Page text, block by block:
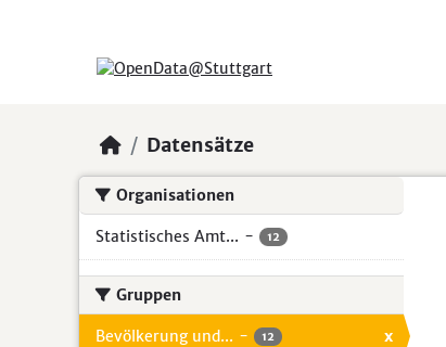
Datensätze
Organisationen
Statistisches Amt... - 12
Gruppen
Bevölkerung und... - 12 x